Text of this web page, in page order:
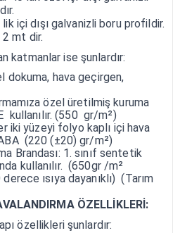
içi dışı galvanizli boru profildir.
2 mt dir.
katmanlar ise şunlardır:
dokuma, hava geçirgen,
özel üretilmiş kuruma
kullanılır. (550 gr/m²)
iki yüzeyi folyo kaplı içi hava
(220 (±20) gr/m²)
Brandası: 1. sınıf sentetik
kullanılır. (650gr /m²
ısıya dayanıklı) (Tarım
ÖZELLİKLERİ:
özellikleri şunlardır: